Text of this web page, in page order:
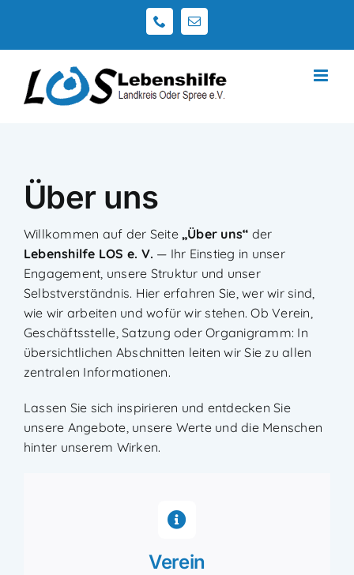
springen
TelefonE-
Mail
Über uns
Willkommen auf der Seite „Über uns“ der
Lebenshilfe LOS e. V. — Ihr Einstieg in unser
Engagement, unsere Struktur und unser
Selbstverständnis. Hier erfahren Sie, wer wir sind,
wie wir arbeiten und wofür wir stehen. Ob Verein,
Geschäfts­stelle, Satzung oder Organigramm: In
übersichtlichen Abschnitten leiten wir Sie zu allen
zentralen Informationen.
Lassen Sie sich inspirieren und entdecken Sie
unsere Angebote, unsere Werte und die Menschen
hinter unserem Wirken.
Verein